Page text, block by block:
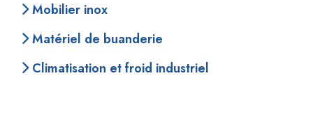
Mobilier inox
Matériel de buanderie
Climatisation et froid industriel